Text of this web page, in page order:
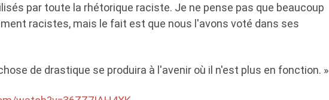
par toute la rhétorique raciste. Je ne pense pas que beaucoup
racistes, mais le fait est que nous l'avons voté dans ses
de drastique se produira à l'avenir où il n'est plus en fonction. »